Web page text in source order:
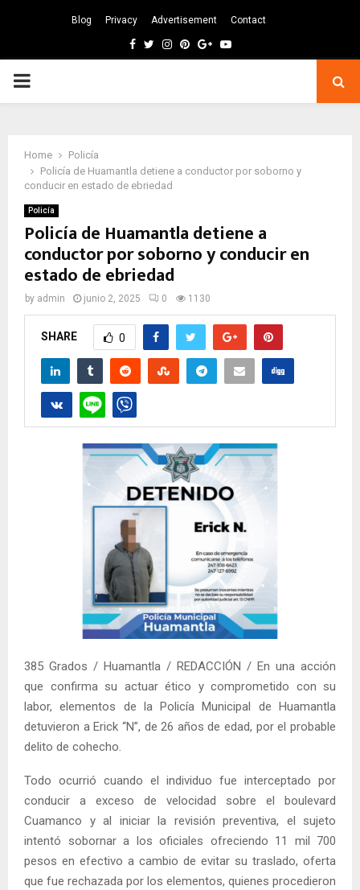
Blog Privacy Advertisement Contact
Facebook
TwitterInstagram
Pinterest
GoogleYoutube
PRIMARY
Home
Policía
Policía de Huamantla detiene a conductor por soborno y
conducir en estado de ebriedad
Policía
Policía de Huamantla detiene a
conductor por soborno y conducir en
estado de ebriedad
by admin junio 2, 2025 0 1130
SHARE 0
385 Grados / Huamantla / REDACCIÓN / En una acción
que confirma su actuar ético y comprometido con su
labor, elementos de la Policía Municipal de Huamantla
detuvieron a Erick “N”, de 26 años de edad, por el probable
delito de cohecho.
Todo ocurrió cuando el individuo fue interceptado por
conducir a exceso de velocidad sobre el boulevard
Cuamanco y al iniciar la revisión preventiva, el sujeto
intentó sobornar a los oficiales ofreciendo 11 mil 700
pesos en efectivo a cambio de evitar su traslado, oferta
que fue rechazada por los elementos, quienes procedieron